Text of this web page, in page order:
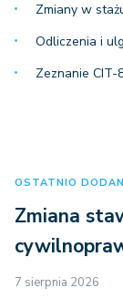
Zmiany w
Odliczenia i
Zeznanie
OSTATNIO
Zmiana
7 sierpnia 2026